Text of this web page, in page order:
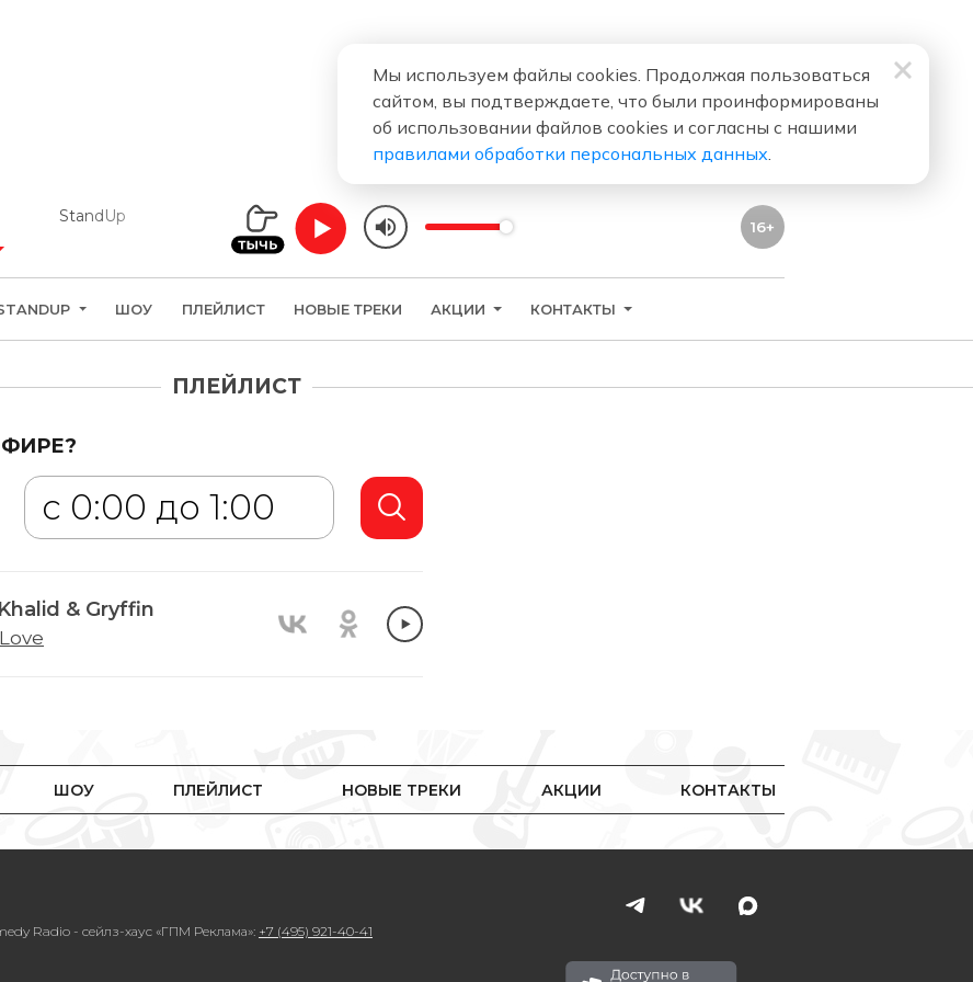
StandUp
16+
ШОУ ПЛЕЙЛИСТ НОВЫЕ ТРЕКИ АКЦИИ КОНТАКТЫ
ПЛЕЙЛИСТ
& Gryffin
ШОУ ПЛЕЙЛИСТ НОВЫЕ ТРЕКИ АКЦИИ КОНТАКТЫ
Radio - сейлз-хаус «ГПМ Реклама»: +7 (495) 921-40-41
Мы используем файлы cookies. Продолжая пользоваться
сайтом, вы подтверждаете, что были проинформированы
об использовании файлов cookies и согласны с нашими
правилами обработки персональных данных.